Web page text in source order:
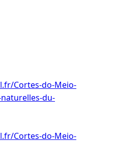
Cortes-do-Meio-
du-
Cortes-do-Meio-